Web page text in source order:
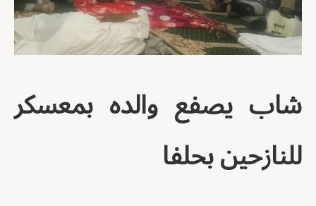
شاب يصفع والده بمعسكر
للنازحين بحلفا